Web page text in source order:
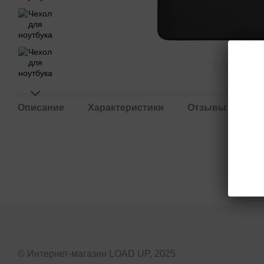
Описание Характеристики Отзывы
© Интернет-магазин LOAD UP, 2025